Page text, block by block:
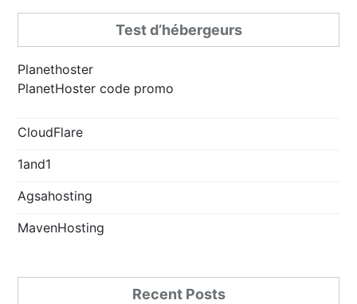
Test d’hébergeurs
Planethoster
PlanetHoster code promo
CloudFlare
1and1
Agsahosting
MavenHosting
Recent Posts